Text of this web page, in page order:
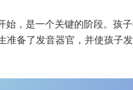
，是一个关键的阶段。孩
备了发音器官，并使孩子